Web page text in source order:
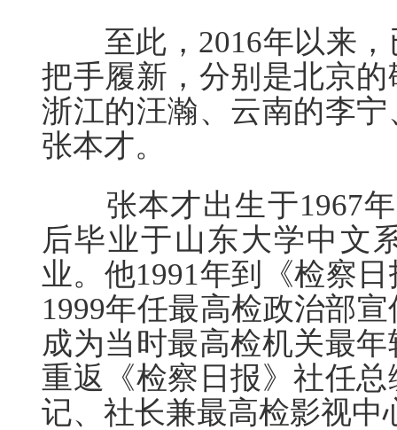
至此，2016年以来，
把手履新，分别是北京
浙江的汪瀚、云南的李
张本才。
张本才出生于1967年
后毕业于山东大学中文
业。他1991年到《检察
1999年任最高检政治部
成为当时最高检机关最
重返《检察日报》社任
记、社长兼最高检影视中